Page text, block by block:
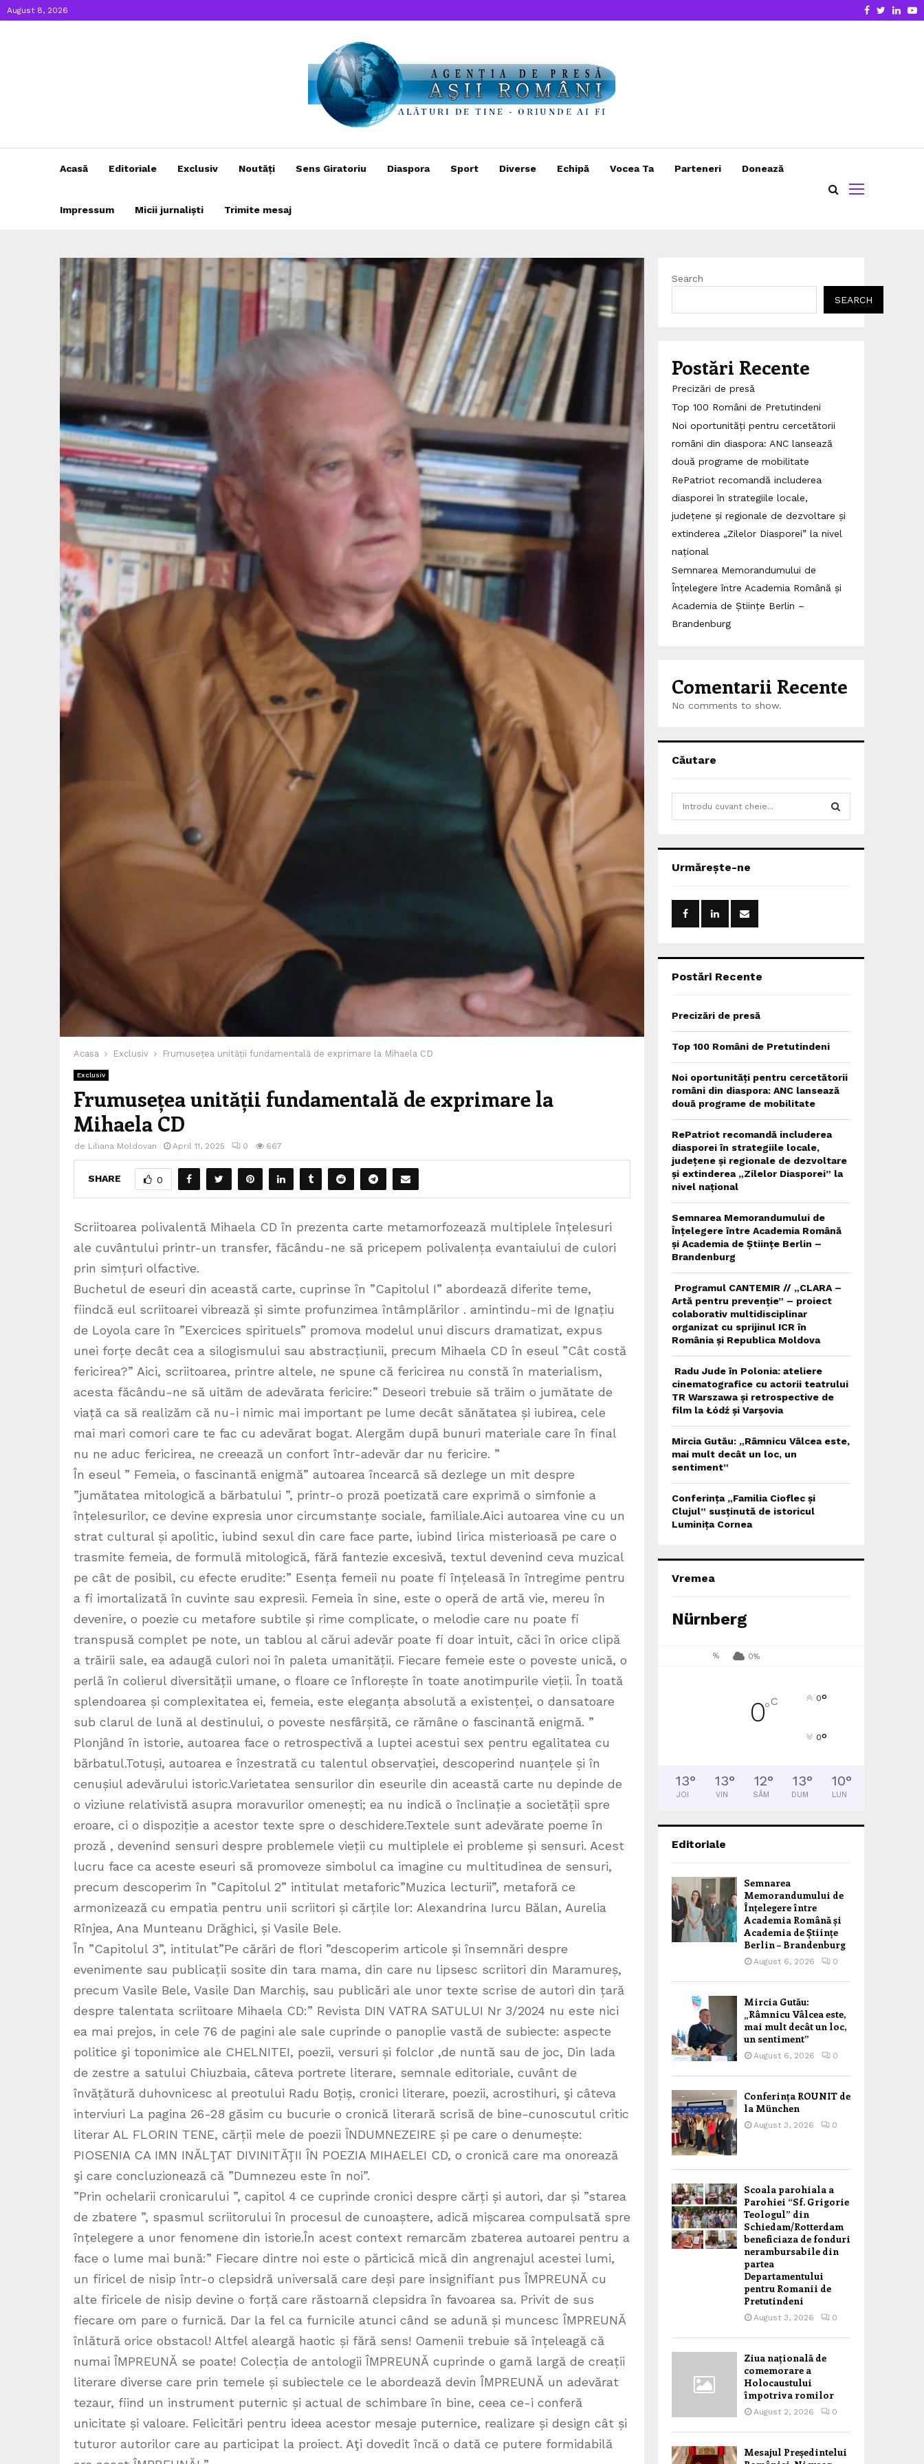
August 8, 2026 Facebook
Twitter
Acasă Editoriale Exclusiv Noutăți Sens Giratoriu Diaspora Sport Diverse Echipă Vocea Ta Parteneri Donează
Impressum Micii jurnaliști Trimite mesaj
Acasa Exclusiv Frumusețea unității fundamentală de exprimare la Mihaela CD
Exclusiv
Frumusețea unității fundamentală de exprimare la
Mihaela CD
de Liliana Moldovan April 11, 2025 0 667
SHARE 0
Scriitoarea polivalentă Mihaela CD în prezenta carte metamorfozează multiplele înțelesuri
ale cuvântului printr-un transfer, făcându-ne să pricepem polivalența evantaiului de culori
prin simțuri olfactive.
Buchetul de eseuri din această carte, cuprinse în ”Capitolul I” abordează diferite teme,
fiindcă eul scriitoarei vibrează și simte profunzimea întâmplărilor . amintindu-mi de Ignațiu
de Loyola care în ”Exercices spirituels” promova modelul unui discurs dramatizat, expus
unei forțe decât cea a silogismului sau abstracțiunii, precum Mihaela CD în eseul ”Cât costă
fericirea?” Aici, scriitoarea, printre altele, ne spune că fericirea nu constă în materialism,
acesta făcându-ne să uităm de adevărata fericire:” Deseori trebuie să trăim o jumătate de
viață ca să realizăm că nu-i nimic mai important pe lume decât sănătatea și iubirea, cele
mai mari comori care te fac cu adevărat bogat. Alergăm după bunuri materiale care în final
nu ne aduc fericirea, ne creează un confort într-adevăr dar nu fericire. ”
În eseul ” Femeia, o fascinantă enigmă” autoarea încearcă să dezlege un mit despre
”jumătatea mitologică a bărbatului ”, printr-o proză poetizată care exprimă o simfonie a
înțelesurilor, ce devine expresia unor circumstanțe sociale, familiale.Aici autoarea vine cu un
strat cultural și apolitic, iubind sexul din care face parte, iubind lirica misterioasă pe care o
trasmite femeia, de formulă mitologică, fără fantezie excesivă, textul devenind ceva muzical
pe cât de posibil, cu efecte erudite:” Esența femeii nu poate fi înțeleasă în întregime pentru
a fi imortalizată în cuvinte sau expresii. Femeia în sine, este o operă de artă vie, mereu în
devenire, o poezie cu metafore subtile și rime complicate, o melodie care nu poate fi
transpusă complet pe note, un tablou al cărui adevăr poate fi doar intuit, căci în orice clipă
a trăirii sale, ea adaugă culori noi în paleta umanității. Fiecare femeie este o poveste unică, o
perlă în colierul diversității umane, o floare ce înflorește în toate anotimpurile vieții. În toată
splendoarea și complexitatea ei, femeia, este eleganța absolută a existenței, o dansatoare
sub clarul de lună al destinului, o poveste nesfârșită, ce rămâne o fascinantă enigmă. ”
Plonjând în istorie, autoarea face o retrospectivă a luptei acestui sex pentru egalitatea cu
bărbatul.Totuși, autoarea e înzestrată cu talentul observației, descoperind nuanțele și în
cenușiul adevărului istoric.Varietatea sensurilor din eseurile din această carte nu depinde de
o viziune relativistă asupra moravurilor omenești; ea nu indică o înclinație a societății spre
eroare, ci o dispoziție a acestor texte spre o deschidere.Textele sunt adevărate poeme în
proză , devenind sensuri despre problemele vieții cu multiplele ei probleme și sensuri. Acest
lucru face ca aceste eseuri să promoveze simbolul ca imagine cu multitudinea de sensuri,
precum descoperim în ”Capitolul 2” intitulat metaforic”Muzica lecturii”, metaforă ce
armonizează cu empatia pentru unii scriitori și cărțile lor: Alexandrina Iurcu Bălan, Aurelia
Rînjea, Ana Munteanu Drăghici, și Vasile Bele.
În ”Capitolul 3”, intitulat”Pe cărări de flori ”descoperim articole și însemnări despre
evenimente sau publicații sosite din tara mama, din care nu lipsesc scriitori din Maramureș,
precum Vasile Bele, Vasile Dan Marchiș, sau publicări ale unor texte scrise de autori din țară
despre talentata scriitoare Mihaela CD:” Revista DIN VATRA SATULUI Nr 3/2024 nu este nici
ea mai prejos, in cele 76 de pagini ale sale cuprinde o panoplie vastă de subiecte: aspecte
politice şi toponimice ale CHELNITEI, poezii, versuri și folclor ,de nuntă sau de joc, Din lada
de zestre a satului Chiuzbaia, câteva portrete literare, semnale editoriale, cuvânt de
învățătură duhovnicesc al preotului Radu Boțiș, cronici literare, poezii, acrostihuri, şi câteva
interviuri La pagina 26-28 găsim cu bucurie o cronică literară scrisă de bine-cunoscutul critic
literar AL FLORIN TENE, cărții mele de poezii ȊNDUMNEZEIRE și pe care o denumește:
PIOSENIA CA IMN INĂLŢAT DIVINITĂŢII ȊN POEZIA MIHAELEI CD, o cronică care ma onorează
şi care concluzionează că ”Dumnezeu este în noi”.
”Prin ochelarii cronicarului ”, capitol 4 ce cuprinde cronici despre cărți și autori, dar și ”starea
de zbatere ”, spasmul scriitorului în procesul de cunoaștere, adică mișcarea compulsată spre
înțelegere a unor fenomene din istorie.În acest context remarcăm zbaterea autoarei pentru a
face o lume mai bună:” Fiecare dintre noi este o părticică mică din angrenajul acestei lumi,
un firicel de nisip într-o clepsidră universală care deși pare insignifiant pus ÎMPREUNĂ cu
alte firicele de nisip devine o forță care răstoarnă clepsidra în favoarea sa. Privit de sus
fiecare om pare o furnică. Dar la fel ca furnicile atunci când se adună și muncesc ÎMPREUNĂ
înlătură orice obstacol! Altfel aleargă haotic și fără sens! Oamenii trebuie să înțeleagă că
numai ÎMPREUNĂ se poate! Colecția de antologii ÎMPREUNĂ cuprinde o gamă largă de creații
literare diverse care prin temele și subiectele ce le abordează devin ÎMPREUNĂ un adevărat
tezaur, fiind un instrument puternic și actual de schimbare în bine, ceea ce-i conferă
unicitate și valoare. Felicitări pentru ideea acestor mesaje puternice, realizare și design cât și
tuturor autorilor care au participat la proiect. Aţi dovedit încă o dată ce putere formidabilă
Search
SEARCH
Postări Recente
Precizări de presă
Top 100 Români de Pretutindeni
Noi oportunități pentru cercetătorii
români din diaspora: ANC lansează
două programe de mobilitate
RePatriot recomandă includerea
diasporei în strategiile locale,
județene și regionale de dezvoltare și
extinderea „Zilelor Diasporei” la nivel
național
Semnarea Memorandumului de
Înțelegere între Academia Română și
Academia de Științe Berlin –
Brandenburg
Comentarii Recente
No comments to show.
Căutare
h
o
:
Urmărește-ne
Postări Recente
Precizări de presă
Top 100 Români de Pretutindeni
Noi oportunități pentru cercetătorii
români din diaspora: ANC lansează
două programe de mobilitate
RePatriot recomandă includerea
diasporei în strategiile locale,
județene și regionale de dezvoltare
și extinderea „Zilelor Diasporei” la
nivel național
Semnarea Memorandumului de
Înțelegere între Academia Română
și Academia de Științe Berlin –
Brandenburg
Programul CANTEMIR // „CLARA –
Artă pentru prevenție” – proiect
colaborativ multidisciplinar
organizat cu sprijinul ICR în
România și Republica Moldova
Radu Jude în Polonia: ateliere
cinematografice cu actorii teatrului
TR Warszawa și retrospective de
film la Łódź și Varșovia
Mircia Gutău: „Râmnicu Vâlcea este,
mai mult decât un loc, un
sentiment”
Conferința „Familia Cioflec și
Clujul” susținută de istoricul
Luminița Cornea
Vremea
Nürnberg
% 0%
0°C 0°
0°
13°
JOI
13°
VIN
12°
SÂM
13°
DUM
10°
LUN
Editoriale
Semnarea
Memorandumului de
Înțelegere între
Academia Română și
Academia de Științe
Berlin – Brandenburg
August 6, 2026 0
Mircia Gutău:
„Râmnicu Vâlcea este,
mai mult decât un loc,
un sentiment”
August 6, 2026 0
Conferința ROUNIT de
la München
August 3, 2026 0
Scoala parohiala a
Parohiei “Sf. Grigorie
Teologul” din
Schiedam/Rotterdam
beneficiaza de fonduri
nerambursabile din
partea
Departamentului
pentru Romanii de
Pretutindeni
August 3, 2026 0
Ziua națională de
comemorare a
Holocaustului
împotriva romilor
August 2, 2026 0
Mesajul Președintelui